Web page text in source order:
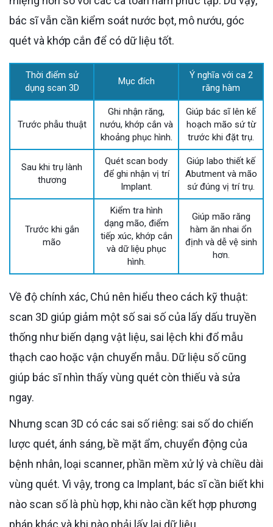
bác sĩ vẫn cần kiểm soát nước bọt, mô nướu, góc
quét và khớp cắn để có dữ liệu tốt.
Thời điểm sử
dụng scan 3D
Mục đích
Ý nghĩa với ca 2
răng hàm
Trước phẫu thuật
Ghi nhận răng,
nướu, khớp cắn và
khoảng phục hình.
Giúp bác sĩ lên kế
hoạch mão sứ từ
trước khi đặt trụ.
Sau khi trụ lành
thương
Quét scan body
để ghi nhận vị trí
Implant.
Giúp labo thiết kế
Abutment và mão
sứ đúng vị trí trụ.
Trước khi gắn
mão
Kiểm tra hình
dạng mão, điểm
tiếp xúc, khớp cắn
và dữ liệu phục
hình.
Giúp mão răng
hàm ăn nhai ổn
định và dễ vệ sinh
hơn.
Về độ chính xác, Chú nên hiểu theo cách kỹ thuật:
scan 3D giúp giảm một số sai số của lấy dấu truyền
thống như biến dạng vật liệu, sai lệch khi đổ mẫu
thạch cao hoặc vận chuyển mẫu. Dữ liệu số cũng
giúp bác sĩ nhìn thấy vùng quét còn thiếu và sửa
ngay.
Nhưng scan 3D có các sai số riêng: sai số do chiến
lược quét, ánh sáng, bề mặt ẩm, chuyển động của
bệnh nhân, loại scanner, phần mềm xử lý và chiều dài
vùng quét. Vì vậy, trong ca Implant, bác sĩ cần biết khi
nào scan số là phù hợp, khi nào cần kết hợp phương
pháp khác và khi nào phải lấy lại dữ liệu.